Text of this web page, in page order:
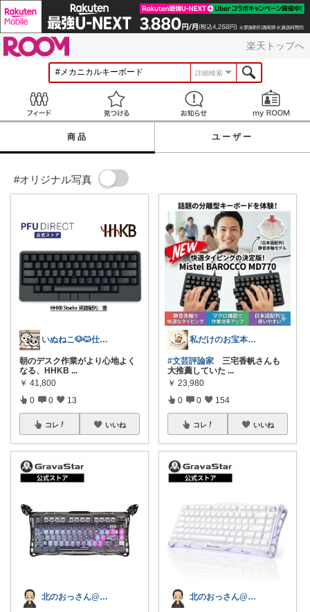
楽天トップへ
詳細検索
見つける お知らせ
商品 ユーザー
#オリジナル写真
いぬねこ🐶🐱仕事も暮らしも楽しく☺︎
朝のデスク作業がより心地よく
なる、HHKB ...
￥ 41,800
0 0 13
コレ いいね
北のおっさん@ガジェット好き
私だけのお宝本舗🍀経由購入いつも感謝！
#文芸評論家 三宅香帆さんも
大推薦していた ...
￥ 23,980
0 0 154
コレ いいね
北のおっさん@ガジェット好き